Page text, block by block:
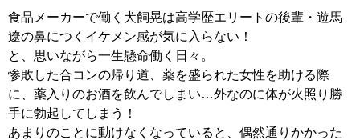
食品メーカーで働く犬飼晃は高学歴エリートの後輩・遊馬
遼の鼻につくイケメン感が気に入らない！
と、思いながら一生懸命働く日々。
惨敗した合コンの帰り道、薬を盛られた女性を助ける際
に、薬入りのお酒を飲んでしまい…外なのに体が火照り勝
手に勃起してしまう！
あまりのことに動けなくなっていると、偶然通りかかった